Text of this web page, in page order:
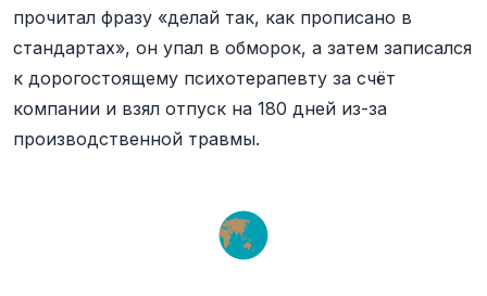
прочитал фразу «делай так, как прописано в
стандартах», он упал в обморок, а затем записался
к дорогостоящему психотерапевту за счёт
компании и взял отпуск на 180 дней из-за
производственной травмы.